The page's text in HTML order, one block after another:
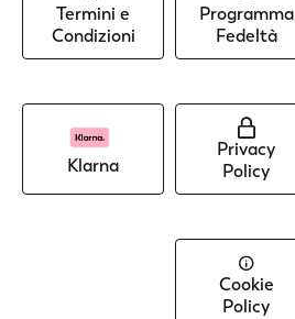
Termini e
Condizioni
Programma
Fedeltà
Klarna
Privacy
Policy
Cookie
Policy